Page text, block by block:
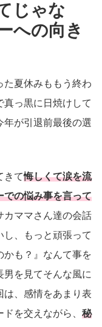
じゃな
への向き
た夏休みももう終わ
真っ黒に日焼けして
年が引退前最後の選
きて悔しくて涙を流
での悩み事を言って
カママさん達の会話
し、もっと頑張って
も？』なんて事を
を見てそんな風に
は、感情をあまり表
を交えながら、 秘